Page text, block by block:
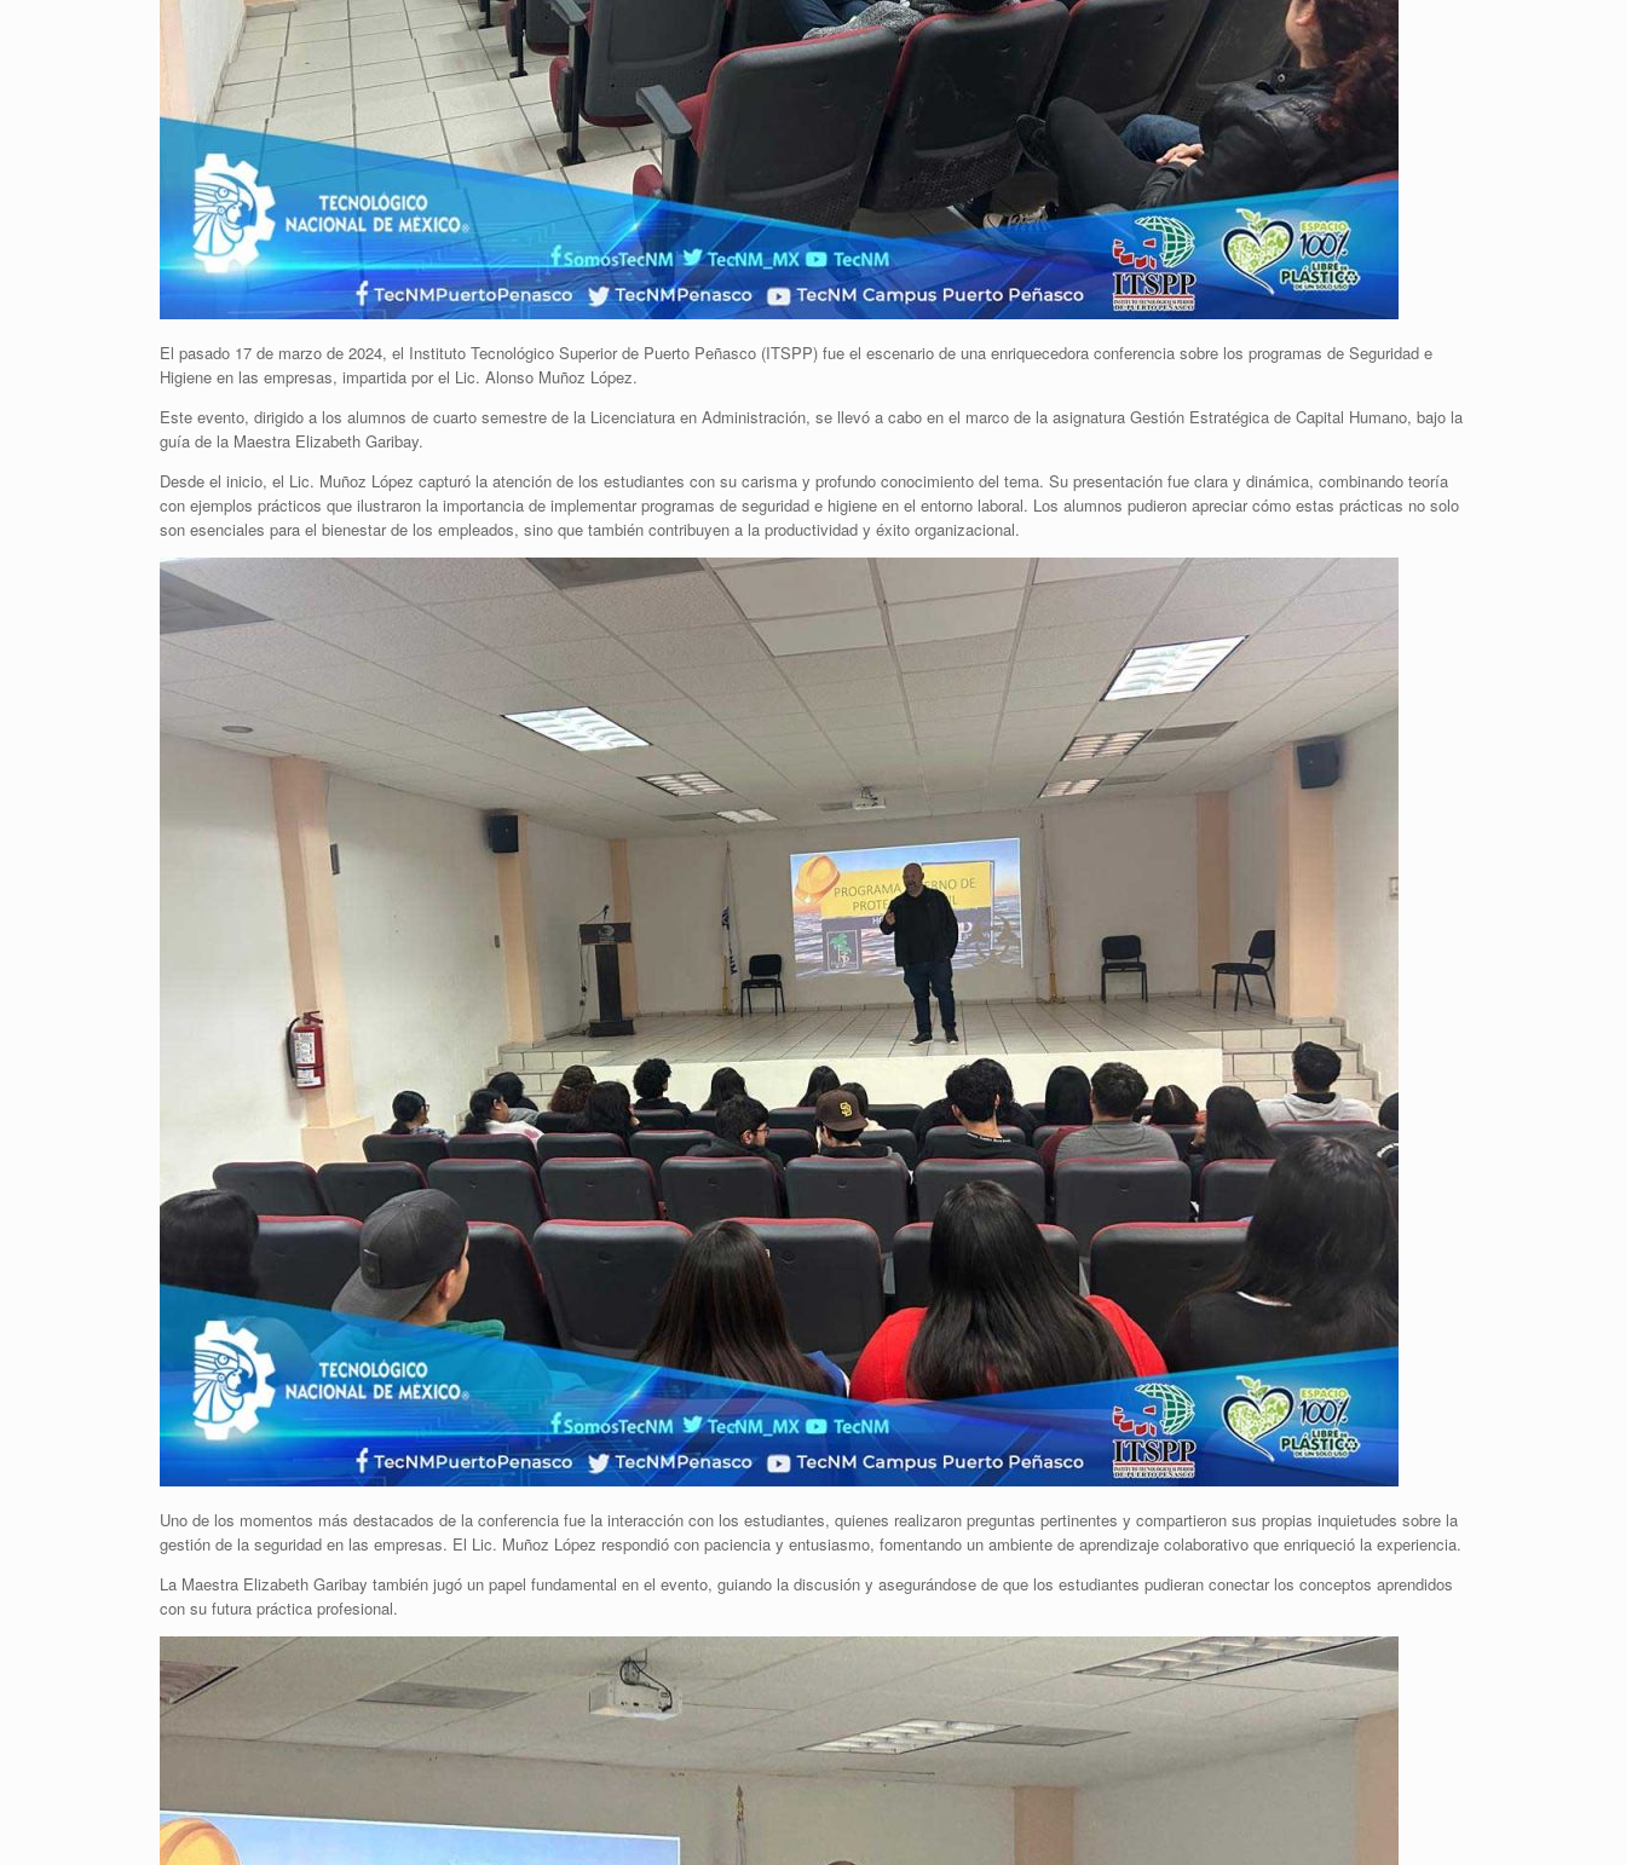
El pasado 17 de marzo de 2024, el Instituto Tecnológico Superior de Puerto Peñasco (ITSPP) fue el escenario de una enriquecedora conferencia sobre los programas de Seguridad e
Higiene en las empresas, impartida por el Lic. Alonso Muñoz López.
Este evento, dirigido a los alumnos de cuarto semestre de la Licenciatura en Administración, se llevó a cabo en el marco de la asignatura Gestión Estratégica de Capital Humano, bajo la
guía de la Maestra Elizabeth Garibay.
Desde el inicio, el Lic. Muñoz López capturó la atención de los estudiantes con su carisma y profundo conocimiento del tema. Su presentación fue clara y dinámica, combinando teoría
con ejemplos prácticos que ilustraron la importancia de implementar programas de seguridad e higiene en el entorno laboral. Los alumnos pudieron apreciar cómo estas prácticas no solo
son esenciales para el bienestar de los empleados, sino que también contribuyen a la productividad y éxito organizacional.
Uno de los momentos más destacados de la conferencia fue la interacción con los estudiantes, quienes realizaron preguntas pertinentes y compartieron sus propias inquietudes sobre la
gestión de la seguridad en las empresas. El Lic. Muñoz López respondió con paciencia y entusiasmo, fomentando un ambiente de aprendizaje colaborativo que enriqueció la experiencia.
La Maestra Elizabeth Garibay también jugó un papel fundamental en el evento, guiando la discusión y asegurándose de que los estudiantes pudieran conectar los conceptos aprendidos
con su futura práctica profesional.